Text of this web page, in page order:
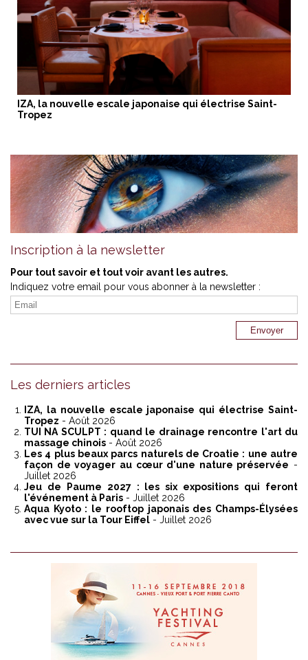
IZA, la nouvelle escale japonaise qui électrise Saint-
Tropez
Inscription à la newsletter
Pour tout savoir et tout voir avant les autres.
Indiquez votre email pour vous abonner à la newsletter :
Les derniers articles
IZA, la nouvelle escale japonaise qui électrise Saint-
Tropez - Août 2026
TUI NA SCULPT : quand le drainage rencontre l'art du
massage chinois - Août 2026
Les 4 plus beaux parcs naturels de Croatie : une autre
façon de voyager au cœur d'une nature préservée -
Juillet 2026
Jeu de Paume 2027 : les six expositions qui feront
l'événement à Paris - Juillet 2026
Aqua Kyoto : le rooftop japonais des Champs-Élysées
avec vue sur la Tour Eiffel - Juillet 2026